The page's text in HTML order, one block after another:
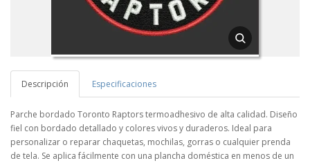
Descripción Especificaciones
Parche bordado Toronto Raptors termoadhesivo de alta calidad. Diseño
fiel con bordado detallado y colores vivos y duraderos. Ideal para
personalizar o reparar chaquetas, mochilas, gorras o cualquier prenda
de tela. Se aplica fácilmente con una plancha doméstica en menos de un